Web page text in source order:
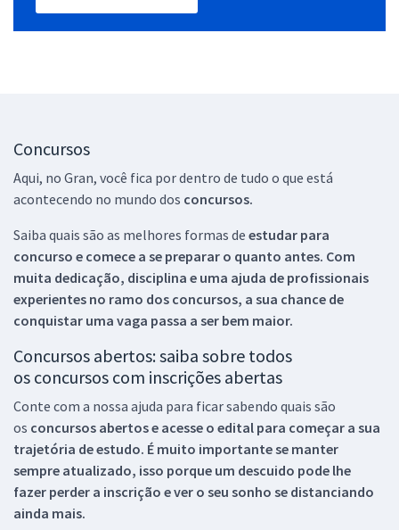
Concursos
Aqui, no Gran, você fica por dentro de tudo o que está
acontecendo no mundo dos concursos.
Saiba quais são as melhores formas de estudar para
concurso e comece a se preparar o quanto antes. Com
muita dedicação, disciplina e uma ajuda de profissionais
experientes no ramo dos concursos, a sua chance de
conquistar uma vaga passa a ser bem maior.
Concursos abertos: saiba sobre todos
os concursos com inscrições abertas
Conte com a nossa ajuda para ficar sabendo quais são
os concursos abertos e acesse o edital para começar a sua
trajetória de estudo. É muito importante se manter
sempre atualizado, isso porque um descuido pode lhe
fazer perder a inscrição e ver o seu sonho se distanciando
ainda mais.